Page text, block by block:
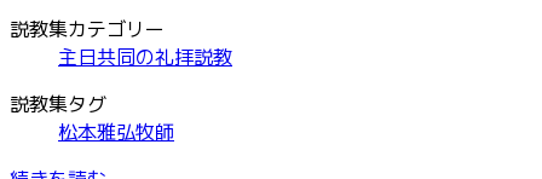
説教集カテゴリー
主日共同の礼拝説教
説教集タグ
松本雅弘牧師